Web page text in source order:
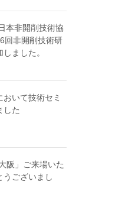
本非開削技術協
回非開削技術研
ました。
いて技術セミ
した
阪」ご来場いた
うございまし